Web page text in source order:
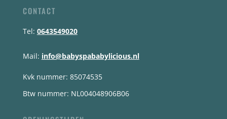
CONTACT
Tel: 0643549020
Mail: info@babyspababylicious.nl
Kvk nummer: 85074535
Btw nummer: NL004048906B06